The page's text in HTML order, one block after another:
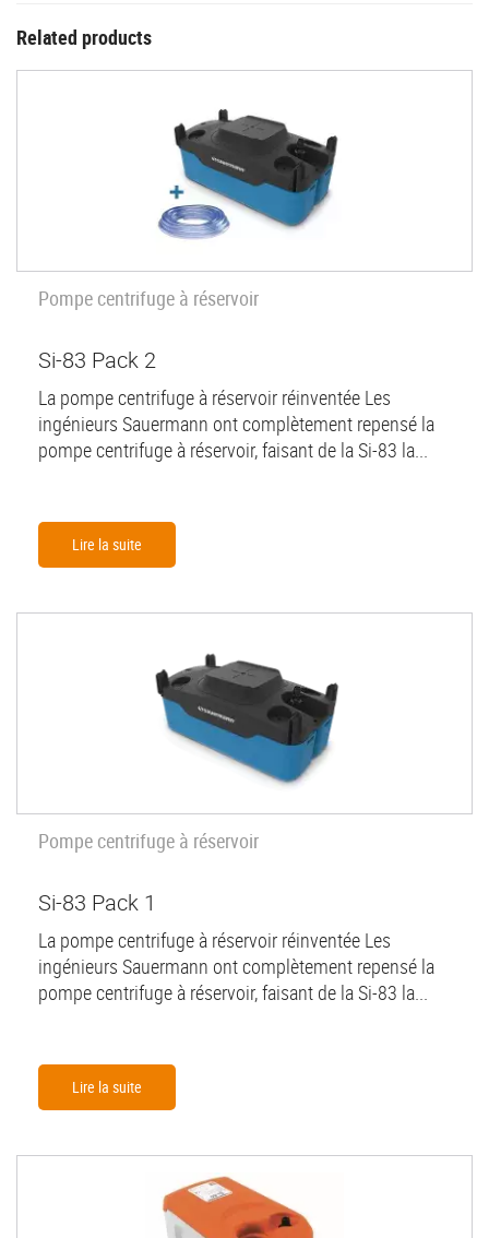
Related products
Pompe centrifuge à réservoir
Si-83 Pack 2
La pompe centrifuge à réservoir réinventée Les
ingénieurs Sauermann ont complètement repensé la
pompe centrifuge à réservoir, faisant de la Si-83 la...
Lire la suite
Pompe centrifuge à réservoir
Si-83 Pack 1
La pompe centrifuge à réservoir réinventée Les
ingénieurs Sauermann ont complètement repensé la
pompe centrifuge à réservoir, faisant de la Si-83 la...
Lire la suite